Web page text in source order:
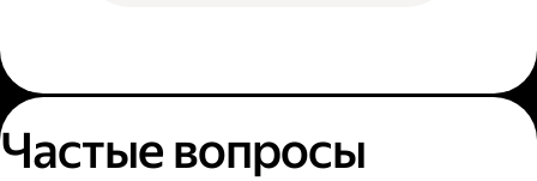
Частые вопросы